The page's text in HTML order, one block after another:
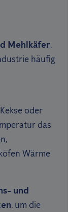
Mehlkäfer,
häufig
oder
das
Wärme
und
, um die